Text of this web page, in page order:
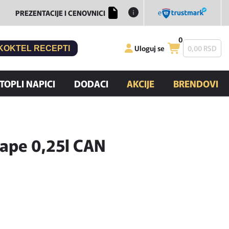
PREZENTACIJE I CENOVNICI
RECEPTI Uloguj se
0
0,00 RSD
TOPLI NAPICI DODACI AKCIJE BRENDOVI
0,25l CAN